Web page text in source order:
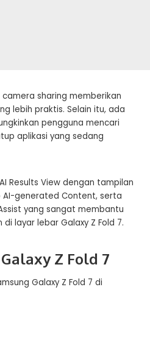
sharing memberikan
lebih praktis. Selain itu, ada
pengguna mencari
aplikasi yang sedang
Results View dengan tampilan
AI-generated Content, serta
yang sangat membantu
layar lebar Galaxy Z Fold 7.
Z Fold 7
Galaxy Z Fold 7 di